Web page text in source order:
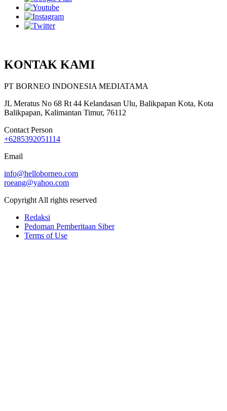
KONTAK KAMI
PT BORNEO INDONESIA MEDIATAMA
JL Meratus No 68 Rt 44 Kelandasan Ulu, Balikpapan Kota, Kota
Balikpapan, Kalimantan Timur, 76112
Contact Person
+6285392051114
Email
info@helloborneo.com
roeang@yahoo.com
Copyright All rights reserved
Redaksi
Pedoman Pemberitaan Siber
Terms of Use